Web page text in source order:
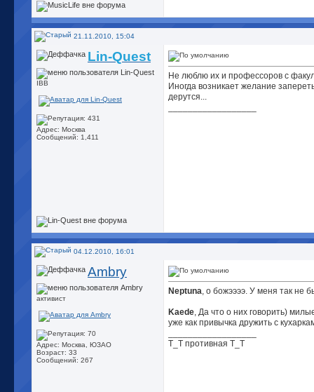
21.11.2010, 15:04
Lin-Quest
IBB
Адрес: Москва
Сообщений: 1,411
Не люблю их и профессоров с
Иногда возникает желание
дерутся...
04.12.2010, 16:01
Ambry
активист
Адрес: Москва, ЮЗАО
Возраст: 33
Сообщений: 267
Neptuna, о божээээ. У меня так не
Kaede, Да что о них говорить)
уже как привычка дружить с
Т_Т противная Т_Т